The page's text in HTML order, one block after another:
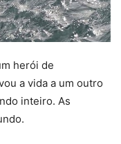
herói de
a vida a um outro
inteiro. As